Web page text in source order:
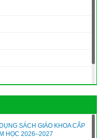
SÁCH GIÁO KHOA CẤP
HỌC 2026–2027